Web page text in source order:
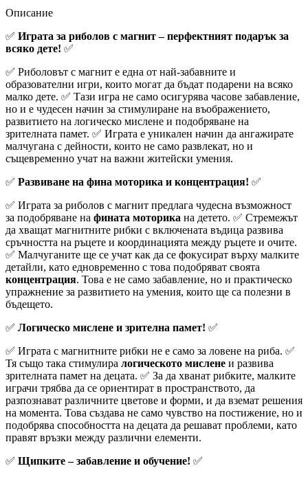
Описание
✅ Играта за риболов с магнит – перфектният подарък за
всяко дете! ✅
✅ Риболовът с магнит е една от най-забавните и
образователни игри, които могат да бъдат подарени на всяко
малко дете. ✅ Тази игра не само осигурява часове забавление,
но и е чудесен начин за стимулиране на въображението,
развитието на логическо мислене и подобряване на
зрителната памет. ✅ Играта е уникален начин да ангажирате
малчугана с дейности, които не само развлекат, но и
същевременно учат на важни житейски умения.
✅ Развиване на фина моторика и концентрация! ✅
✅ Играта за риболов с магнит предлага чудесна възможност
за подобряване на фината моторика на детето. ✅ Стремежът
да хващат магнитните рибки с включената въдица развива
сръчността на ръцете и координацията между ръцете и очите.
✅ Малчуганите ще се учат как да се фокусират върху малките
детайли, като едновременно с това подобряват своята
концентрация. Това е не само забавление, но и практическо
упражнение за развитието на умения, които ще са полезни в
бъдещето.
✅ Логическо мислене и зрителна памет! ✅
✅ Играта с магнитните рибки не е само за ловене на риба. ✅
Тя също така стимулира логическото мислене и развива
зрителната памет на децата. ✅ За да хванат рибките, малките
играчи трябва да се ориентират в пространството, да
разпознават различните цветове и форми, и да вземат решения
на момента. Това създава не само чувство на постижение, но и
подобрява способността на децата да решават проблеми, като
правят връзки между различни елементи.
✅ Щипките – забавление и обучение! ✅